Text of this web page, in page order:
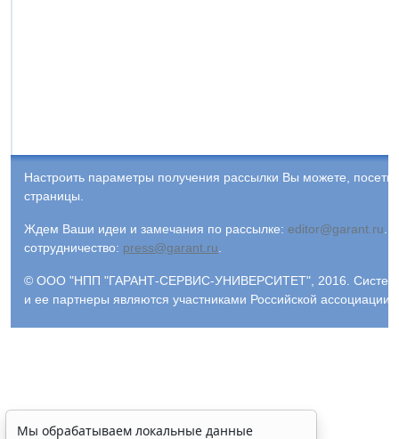
Настроить параметры получения рассылки Вы можете,
страницы.
Ждем Ваши идеи и замечания по рассылке: editor@garant.ru
сотрудничество: press@garant.ru
© ООО "НПП "ГАРАНТ-СЕРВИС-УНИВЕРСИТЕТ", 2016. Система
и ее партнеры являются участниками Российской
Мы обрабатываем локальные данные